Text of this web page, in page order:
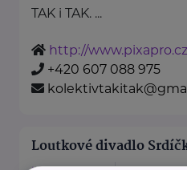
TAK i TAK. ...
http://
+420 607 088 975
Loutkové divadlo